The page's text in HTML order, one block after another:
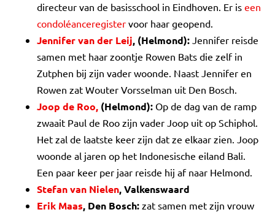
directeur van de basisschool in Eindhoven. Er is een
condoléanceregister voor haar geopend.
Jennifer van der Leij, (Helmond): Jennifer reisde
samen met haar zoontje Rowen Bats die zelf in
Zutphen bij zijn vader woonde. Naast Jennifer en
Rowen zat Wouter Vorsselman uit Den Bosch.
Joop de Roo, (Helmond): Op de dag van de ramp
zwaait Paul de Roo zijn vader Joop uit op Schiphol.
Het zal de laatste keer zijn dat ze elkaar zien. Joop
woonde al jaren op het Indonesische eiland Bali.
Een paar keer per jaar reisde hij af naar Helmond.
Stefan van Nielen, Valkenswaard
Erik Maas, Den Bosch: zat samen met zijn vrouw